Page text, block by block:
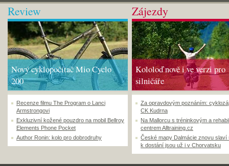
Review
Nový cyklopočítač Mio Cyclo
200
Recenze filmu The Program o Lanci
Armstrongovi
Exkluzivní kožené pouzdro na mobil Bellroy
Elements Phone Pocket
Author Ronin: kolo pro dobrodruhy
Zájezdy
Kololoď nově i ve verzi pro
silničáře
Za opravdovým poznáním:
CK Kudrna
Na Mallorcu s tréninkovým a
centrem Alltraining.cz
České mapy Dalmácie znovu slaví
k dostání jsou už i v Chorvatsku